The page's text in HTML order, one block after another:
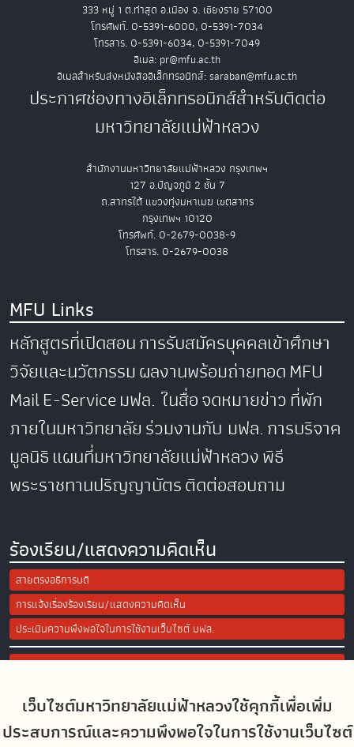
เว็บไซต์มหาวิทยาลัยแม่ฟ้าหลวงใช้คุกกี้เพื่อเพิ่ม
ประสบการณ์และความพึงพอใจในการใช้งานเว็บไซต์
333 หมู่ 1 ต.ท่าสุด อ.เมือง จ. เชียงราย 57100
โทรศัพท์. 0-5391-6000, 0-5391-7034
โทรสาร. 0-5391-6034, 0-5391-7049
อีเมล: pr@mfu.ac.th
อีเมลสำหรับส่งหนังสืออิเล็กทรอนิกส์: saraban@mfu.ac.th
ประกาศช่องทางอิเล็กทรอนิกส์สำหรับติดต่อ
มหาวิทยาลัยแม่ฟ้าหลวง
สำนักงานมหาวิทยาลัยแม่ฟ้าหลวง กรุงเทพฯ
127 อ.ปัญจภูมิ 2 ชั้น 7
ถ.สาทรใต้ แขวงทุ่งมหาเมฆ เขตสาทร
กรุงเทพฯ 10120
โทรศัพท์. 0-2679-0038-9
โทรสาร. 0-2679-0038
MFU Links
หลักสูตรที่เปิดสอนการรับสมัครบุคคลเข้าศึกษา
วิจัยและนวัตกรรมผลงานพร้อมถ่ายทอดMFU
MailE-Serviceมฟล. ในสื่อจดหมายข่าวที่พัก
ภายในมหาวิทยาลัยร่วมงานกับ มฟล.การบริจาค
มูลนิธิแผนที่มหาวิทยาลัยแม่ฟ้าหลวงพิธี
พระราชทานปริญญาบัตรติดต่อสอบถาม
ร้องเรียน/แสดงความคิดเห็น
สายตรงอธิการบดี
การแจ้งเรื่องร้องเรียน/แสดงความคิดเห็น
ประเมินความพึงพอใจในการใช้งานเว็บไซต์ มฟล.
Site Map
Social Media